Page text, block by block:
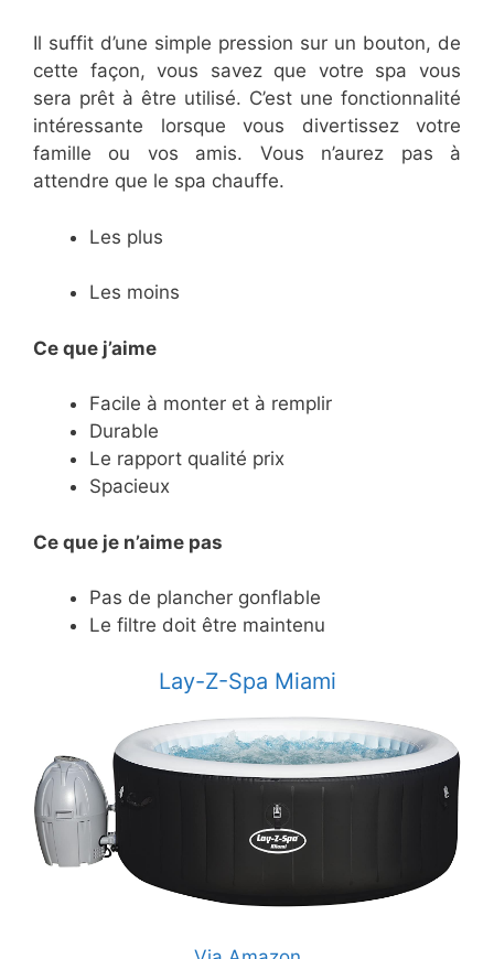
Il suffit d’une simple pression sur un bouton, de
cette façon, vous savez que votre spa vous
sera prêt à être utilisé. C’est une fonctionnalité
intéressante lorsque vous divertissez votre
famille ou vos amis. Vous n’aurez pas à
attendre que le spa chauffe.
Les plus
Les moins
Ce que j’aime
Facile à monter et à remplir
Durable
Le rapport qualité prix
Spacieux
Ce que je n’aime pas
Pas de plancher gonflable
Le filtre doit être maintenu
Lay-Z-Spa Miami